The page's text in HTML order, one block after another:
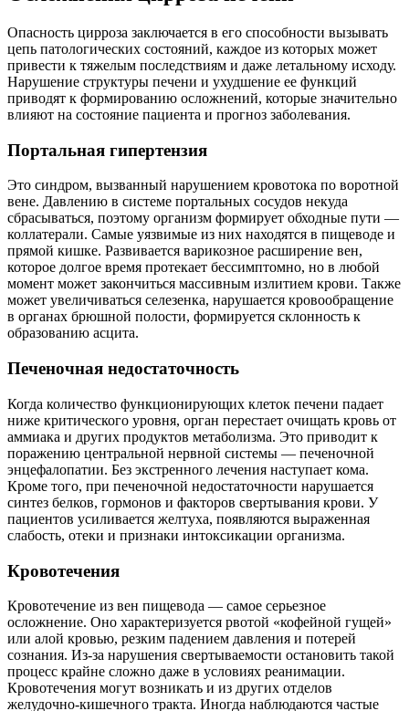
Опасность цирроза заключается в его способности вызывать
цепь патологических состояний, каждое из которых может
привести к тяжелым последствиям и даже летальному исходу.
Нарушение структуры печени и ухудшение ее функций
приводят к формированию осложнений, которые значительно
влияют на состояние пациента и прогноз заболевания.
Портальная гипертензия
Это синдром, вызванный нарушением кровотока по воротной
вене. Давлению в системе портальных сосудов некуда
сбрасываться, поэтому организм формирует обходные пути —
коллатерали. Самые уязвимые из них находятся в пищеводе и
прямой кишке. Развивается варикозное расширение вен,
которое долгое время протекает бессимптомно, но в любой
момент может закончиться массивным излитием крови. Также
может увеличиваться селезенка, нарушается кровообращение
в органах брюшной полости, формируется склонность к
образованию асцита.
Печеночная недостаточность
Когда количество функционирующих клеток печени падает
ниже критического уровня, орган перестает очищать кровь от
аммиака и других продуктов метаболизма. Это приводит к
поражению центральной нервной системы — печеночной
энцефалопатии. Без экстренного лечения наступает кома.
Кроме того, при печеночной недостаточности нарушается
синтез белков, гормонов и факторов свертывания крови. У
пациентов усиливается желтуха, появляются выраженная
слабость, отеки и признаки интоксикации организма.
Кровотечения
Кровотечение из вен пищевода — самое серьезное
осложнение. Оно характеризуется рвотой «кофейной гущей»
или алой кровью, резким падением давления и потерей
сознания. Из-за нарушения свертываемости остановить такой
процесс крайне сложно даже в условиях реанимации.
Кровотечения могут возникать и из других отделов
желудочно-кишечного тракта. Иногда наблюдаются частые